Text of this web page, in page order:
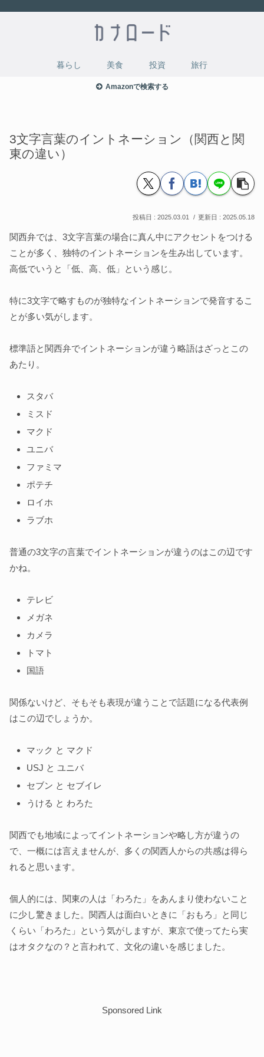
暮らし 美食 投資 旅行
Amazonで検索する
3文字言葉のイントネーション（関西と関
東の違い）
2025.03.01 2025.05.18
関西弁では、3文字言葉の場合に真ん中にアクセントをつける
ことが多く、独特のイントネーションを生み出しています。
高低でいうと「低、高、低」という感じ。
特に3文字で略すものが独特なイントネーションで発音するこ
とが多い気がします。
標準語と関西弁でイントネーションが違う略語はざっとこの
あたり。
スタバ
ミスド
マクド
ユニバ
ファミマ
ポテチ
ロイホ
ラブホ
普通の3文字の言葉でイントネーションが違うのはこの辺です
かね。
テレビ
メガネ
カメラ
トマト
国語
関係ないけど、そもそも表現が違うことで話題になる代表例
はこの辺でしょうか。
マック と マクド
USJ と ユニバ
セブン と セブイレ
うける と わろた
関西でも地域によってイントネーションや略し方が違うの
で、一概には言えませんが、多くの関西人からの共感は得ら
れると思います。
個人的には、関東の人は「わろた」をあんまり使わないこと
に少し驚きました。関西人は面白いときに「おもろ」と同じ
くらい「わろた」という気がしますが、東京で使ってたら実
はオタクなの？と言われて、文化の違いを感じました。
Sponsored Link